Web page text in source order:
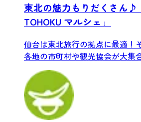
東北の魅力もりだくさん♪
TOHOKU マルシェ」
仙台は東北旅行の拠点に最適！
各地の市町村や観光協会が大集
もの、...